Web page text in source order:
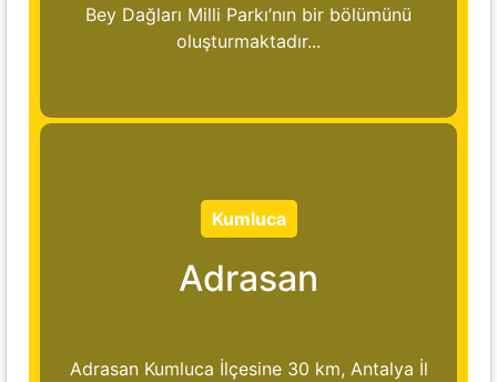
Bey Dağları Milli Parkı’nın bir bölümünü
oluşturmaktadır...
Kumluca
Adrasan
Adrasan Kumluca İlçesine 30 km, Antalya İl